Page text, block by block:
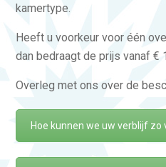
kamertype.
Heeft u voorkeur voor één
dan bedraagt de prijs vanaf €
Overleg met ons over de
Hoe kunnen we uw verblijf zo